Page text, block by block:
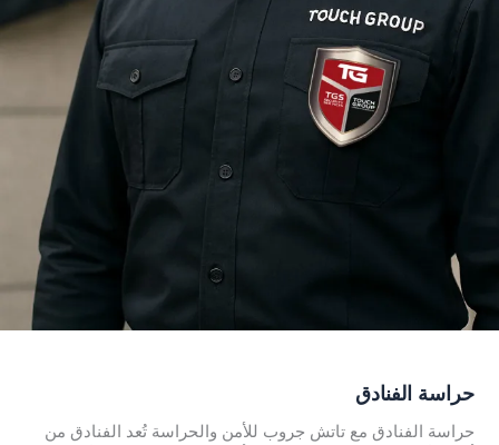
حراسة الفنادق
حراسة الفنادق مع تاتش جروب للأمن والحراسة تُعد الفنادق من